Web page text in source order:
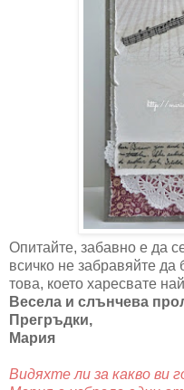
Опитайте, забавно е да
всичко не забравяйте да
това, което харесвате
Весела и слънчева
Прегръдки,
Мария
Видяхте ли за какво ви